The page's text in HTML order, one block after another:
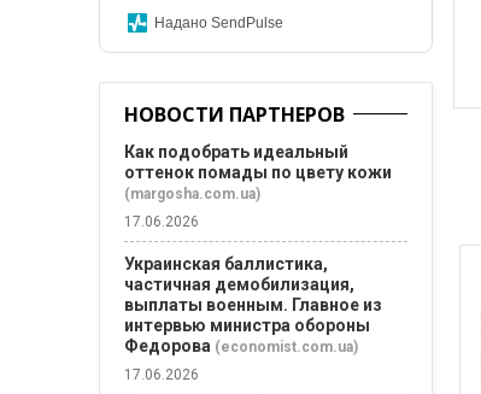
Надано SendPulse
НОВОСТИ ПАРТНЕРОВ
Как подобрать идеальный
оттенок помады по цвету кожи
(margosha.com.ua)
17.06.2026
Украинская баллистика,
частичная демобилизация,
выплаты военным. Главное из
интервью министра обороны
Федорова (economist.com.ua)
17.06.2026